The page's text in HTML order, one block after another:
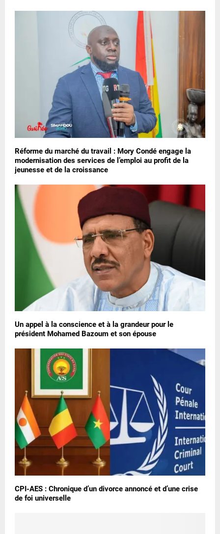
Réforme du marché du travail : Mory Condé engage la
modernisation des services de l’emploi au profit de la
jeunesse et de la croissance
Un appel à la conscience et à la grandeur pour le
président Mohamed Bazoum et son épouse
CPI-AES : Chronique d’un divorce annoncé et d’une crise
de foi universelle